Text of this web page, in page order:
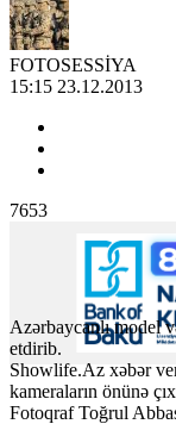
FOTOSESSİYA
15:15 23.12.2013
7653
Azərbaycanlı model
etdirib.
Showlife.Az xəbər
kameraların önünə
Fotoqraf Toğrul